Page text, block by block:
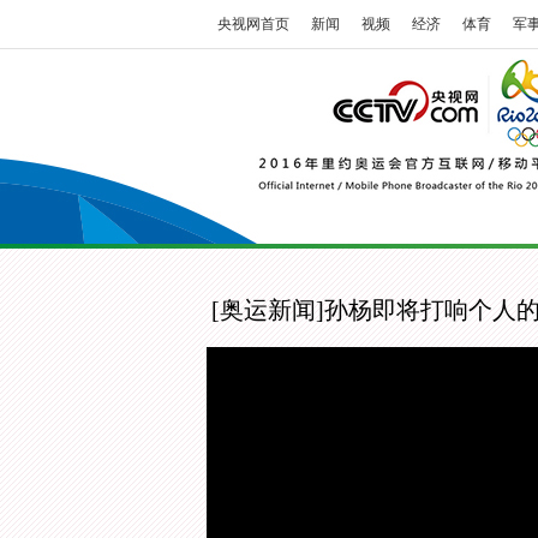
央视网首页 新闻 视频 经济 体育 军
[奥运新闻]孙杨即将打响个人